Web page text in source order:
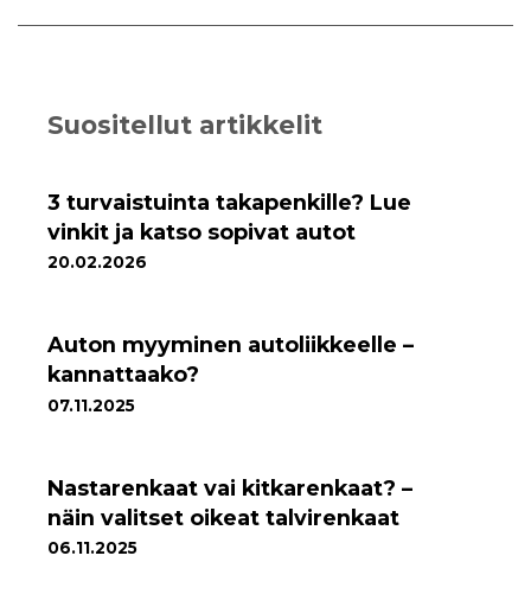
Suositellut artikkelit
3 turvaistuinta takapenkille? Lue
vinkit ja katso sopivat autot
20.02.2026
Auton myyminen autoliikkeelle –
kannattaako?
07.11.2025
Nastarenkaat vai kitkarenkaat? –
näin valitset oikeat talvirenkaat
06.11.2025